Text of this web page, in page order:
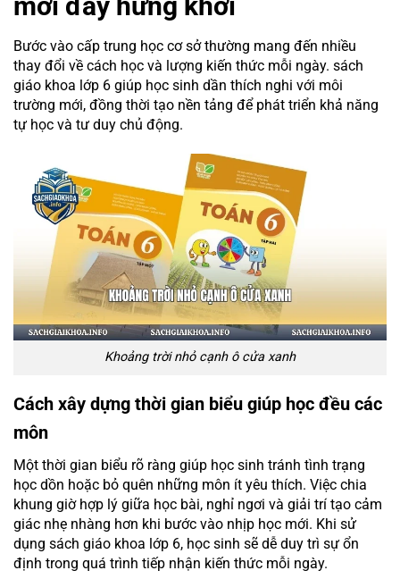
Bước vào cấp trung học cơ sở thường mang đến nhiều
thay đổi về cách học và lượng kiến thức mỗi ngày. sách
giáo khoa lớp 6 giúp học sinh dần thích nghi với môi
trường mới, đồng thời tạo nền tảng để phát triển khả năng
tự học và tư duy chủ động.
Khoảng trời nhỏ cạnh ô cửa xanh
Cách xây dựng thời gian biểu giúp học đều các
môn
Một thời gian biểu rõ ràng giúp học sinh tránh tình trạng
học dồn hoặc bỏ quên những môn ít yêu thích. Việc chia
khung giờ hợp lý giữa học bài, nghỉ ngơi và giải trí tạo cảm
giác nhẹ nhàng hơn khi bước vào nhịp học mới. Khi sử
dụng sách giáo khoa lớp 6, học sinh sẽ dễ duy trì sự ổn
định trong quá trình tiếp nhận kiến thức mỗi ngày.